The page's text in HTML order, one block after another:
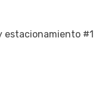
estacionamiento #1